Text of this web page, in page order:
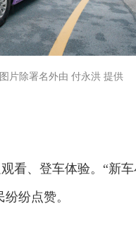
片除署名外由 付永洪 提供
看、登车体验。“新
纷点赞。